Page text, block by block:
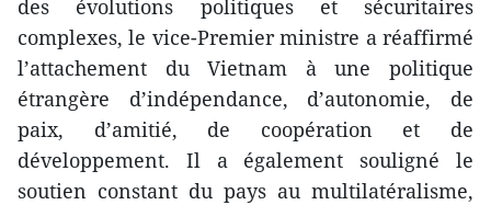
des évolutions politiques et sécuritaires
complexes, le vice-Premier ministre a réaffirmé
l’attachement du Vietnam à une politique
étrangère d’indépendance, d’autonomie, de
paix, d’amitié, de coopération et de
développement. Il a également souligné le
soutien constant du pays au multilatéralisme,